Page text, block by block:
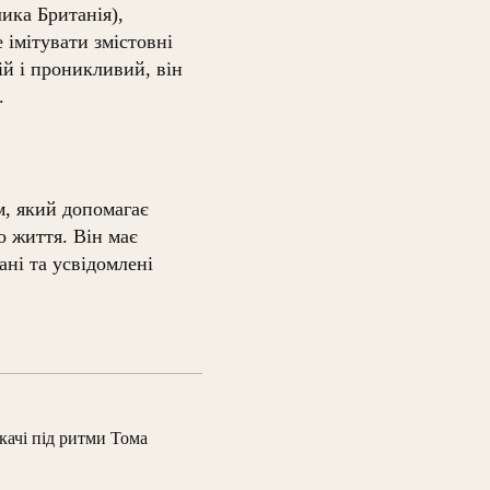
Британія),
змістовні
і проникливий, він
який допомагає
життя. Він має
та усвідомлені
під ритми Тома